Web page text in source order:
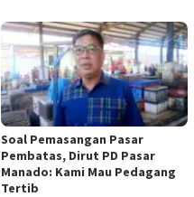
Soal Pemasangan Pasar
Pembatas, Dirut PD Pasar
Manado: Kami Mau Pedagang
Tertib